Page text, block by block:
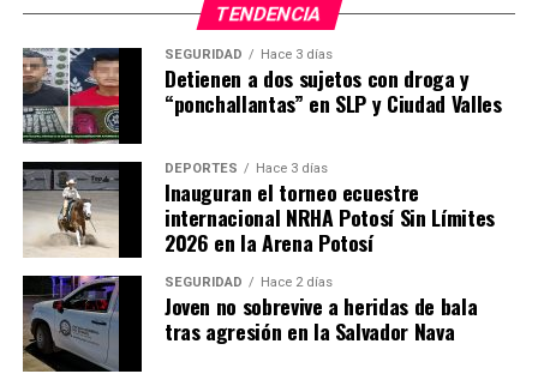
TENDENCIA
SEGURIDAD Hace 3 días
Detienen a dos sujetos con droga y
“ponchallantas” en SLP y Ciudad Valles
DEPORTES Hace 3 días
Inauguran el torneo ecuestre
internacional NRHA Potosí Sin Límites
2026 en la Arena Potosí
SEGURIDAD Hace 2 días
Joven no sobrevive a heridas de bala
tras agresión en la Salvador Nava